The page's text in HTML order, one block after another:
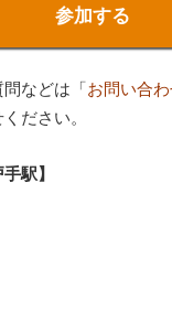
参加する
などは「お問い合
ださい。
駅】